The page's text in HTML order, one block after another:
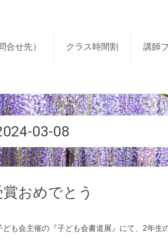
せ先） クラス時間割 講師
03-08
おめでとう
も会主催の『子ども会書道展』にて、2年生